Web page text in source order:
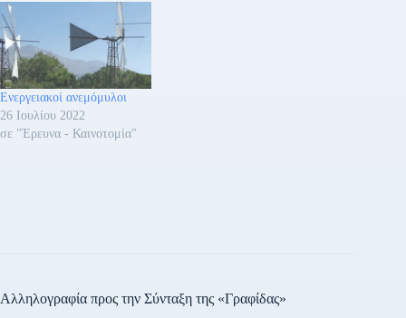
Ενεργειακοί ανεμόμυλοι
26 Ιουλίου 2022
σε "Έρευνα - Καινοτομία"
Αλληλογραφία προς την Σύνταξη της «Γραφίδας»